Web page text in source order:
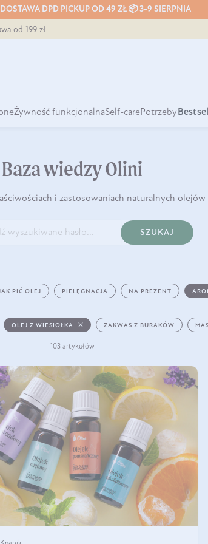
DPD PICKUP OD 49 ZŁ 📦 3-9 SIERPNIA
od 199 zł
Żywność funkcjonalnaSelf-carePotrzeby
Baza wiedzy Olini
i zastosowaniach naturalnych olejów
SZUKAJ
PIĆ OLEJ PIELĘGNACJA NA PREZENT
OLEJ Z WIESIOŁKA ZAKWAS Z BURAKÓW
103 artykułów